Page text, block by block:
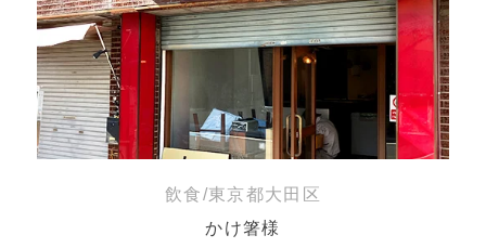
飲食/東京都大田区
かけ箸様